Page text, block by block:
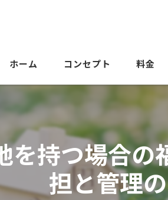
ホーム コンセプト 料金
を持つ場合の
担と管理